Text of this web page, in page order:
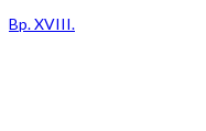
Bp. XVIII.